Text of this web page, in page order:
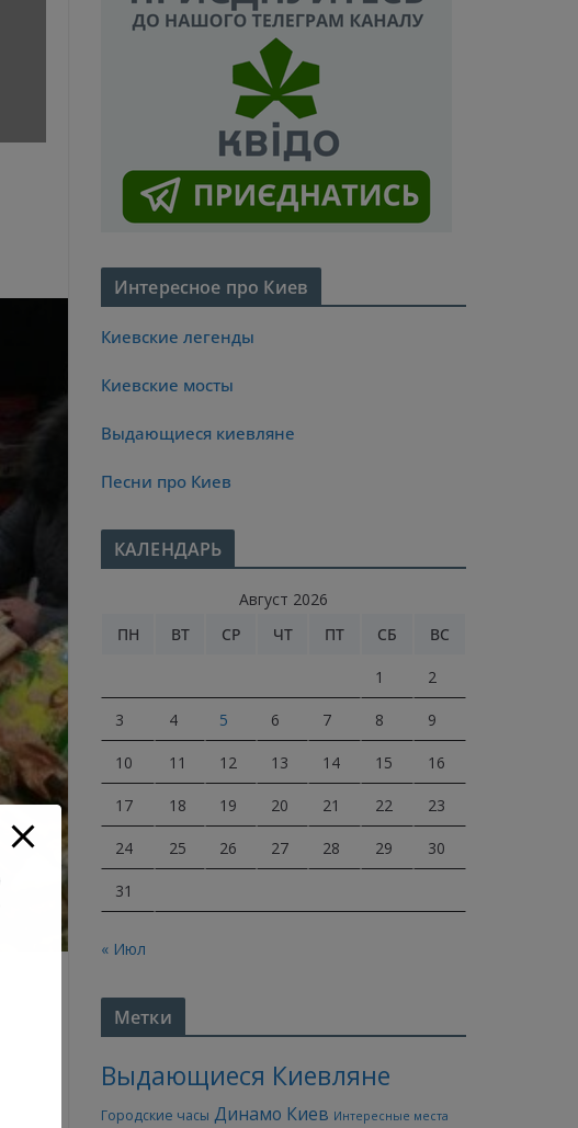
Интересное про Киев
Киевские легенды
Киевские мосты
Выдающиеся киевляне
Песни про Киев
КАЛЕНДАРЬ
Август 2026
ПН
ВТ СР ЧТ ПТ СБ ВС
1 2
3 4 5 6 7 8 9
10 11 12 13 14 15 16
17 18 19 20 21 22 23
24 25 26 27 28 29 30
31
« Июл
Метки
Выдающиеся Киевляне
Городские часы Динамо Киев Интересные места